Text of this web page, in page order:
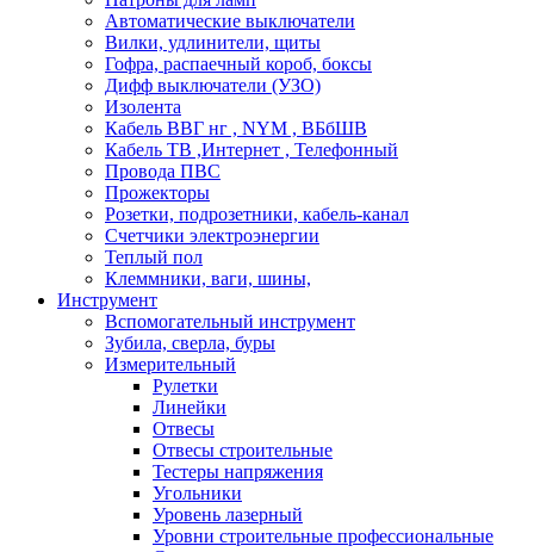
Автоматические выключатели
Вилки, удлинители, щиты
Гофра, распаечный короб, боксы
Дифф выключатели (УЗО)
Изолента
Кабель ВВГ нг , NYM , ВБбШВ
Кабель ТВ ,Интернет , Телефонный
Провода ПВС
Прожекторы
Розетки, подрозетники, кабель-канал
Счетчики электроэнергии
Теплый пол
Клеммники, ваги, шины,
Инструмент
Вспомогательный инструмент
Зубила, сверла, буры
Измерительный
Рулетки
Линейки
Отвесы
Отвесы строительные
Тестеры напряжения
Угольники
Уровень лазерный
Уровни строительные профессиональные